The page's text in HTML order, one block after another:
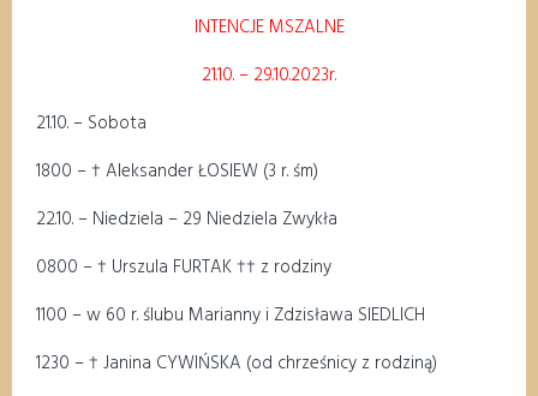
INTENCJE MSZALNE
21.10. – 29.10.2023r.
21.10. – Sobota
1800 –† Aleksander ŁOSIEW (3 r. śm)
22.10. – Niedziela – 29 Niedziela Zwykła
0800 –† Urszula FURTAK†† z rodziny
1100 –w 60 r. ślubu Marianny i Zdzisława SIEDLICH
1230 –† Janina CYWIŃSKA (od chrześnicy z rodziną)